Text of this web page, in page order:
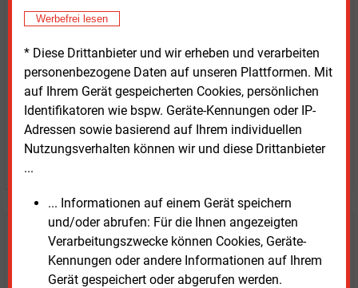
Werbefrei lesen
* Diese Drittanbieter und wir erheben und verarbeiten
personenbezogene Daten auf unseren Plattformen. Mit
auf Ihrem Gerät gespeicherten Cookies, persönlichen
Identifikatoren wie bspw. Geräte-Kennungen oder IP-
Adressen sowie basierend auf Ihrem individuellen
Nutzungsverhalten können wir und diese Drittanbieter
...
... Informationen auf einem Gerät speichern
und/oder abrufen: Für die Ihnen angezeigten
Verarbeitungszwecke können Cookies, Geräte-
Kennungen oder andere Informationen auf Ihrem
Gerät gespeichert oder abgerufen werden.
erhalten Sie sofort diesen redaktionellen Beitrag für
JETZT ARTIKEL KAUFEN
Testen SieE&M
kostenlos und
unverbindlich